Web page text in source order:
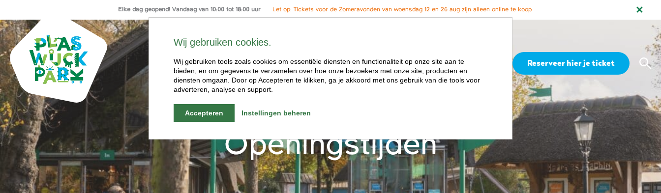
Elke dag geopend! Vandaag van 10:00 tot 18:00 uur Let op: Tickets voor de Zomeravonden van woensdag 12 en 26 aug zijn alleen online te koop
Ga
naar
de
inhoud
Reserveer hier je ticket
Openingstijden
Wij gebruiken cookies.
Wij gebruiken tools zoals cookies om essentiële diensten en functionaliteit op onze site aan te
bieden, en om gegevens te verzamelen over hoe onze bezoekers met onze site, producten en
diensten omgaan. Door op Accepteren te klikken, ga je akkoord met ons gebruik van die tools voor
adverteren, analyse en support.
Accepteren Instellingen beheren